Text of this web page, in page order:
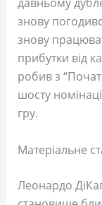
давньому
знову
знову
прибутки від
робив з
шосту
гру.
Матеріальне
Леонардо